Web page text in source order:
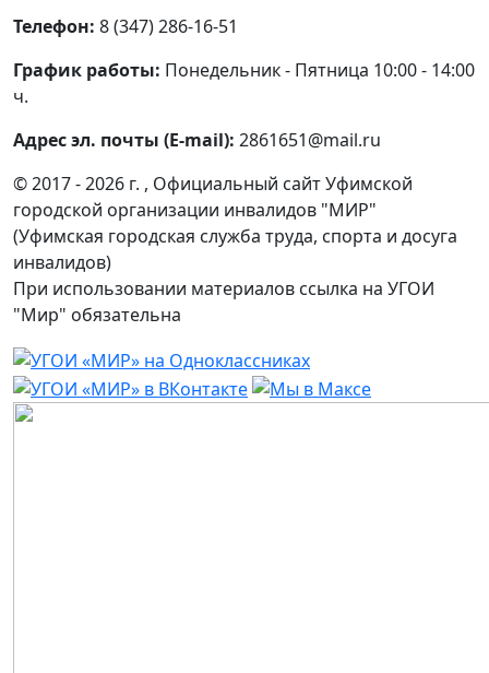
Телефон: 8 (347) 286-16-51
График работы: Понедельник - Пятница 10:00 - 14:00
ч.
Адрес эл. почты (E-mail): 2861651@mail.ru
© 2017 - 2026 г. , Официальный сайт Уфимской
городской организации инвалидов "МИР"
(Уфимская городская служба труда, спорта и досуга
инвалидов)
При использовании материалов ссылка на УГОИ
"Мир" обязательна